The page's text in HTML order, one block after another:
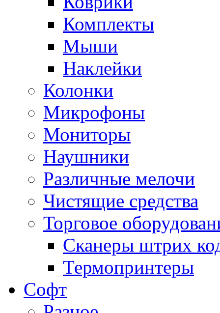
Комплекты
Мыши
Наклейки
Колонки
Микрофоны
Мониторы
Наушники
Различные мелочи
Чистящие средства
Торговое
Сканеры штрих
Термопринтеры
Софт